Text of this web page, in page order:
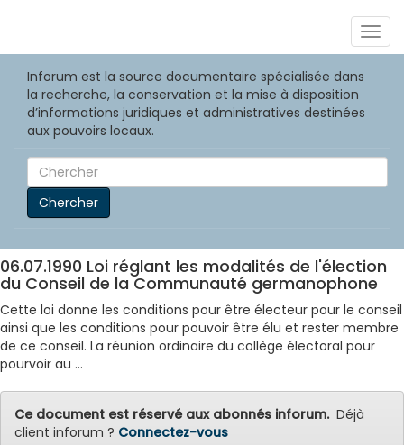
Inforum est la source documentaire spécialisée dans
la recherche, la conservation et la mise à disposition
d’informations juridiques et administratives destinées
aux pouvoirs locaux.
Chercher
06.07.1990 Loi réglant les modalités de l'élection
du Conseil de la Communauté germanophone
Cette loi donne les conditions pour être électeur pour le conseil
ainsi que les conditions pour pouvoir être élu et rester membre
de ce conseil. La réunion ordinaire du collège électoral pour
pourvoir au ...
Ce document est réservé aux abonnés inforum.Déjà
client inforum ? Connectez-vous